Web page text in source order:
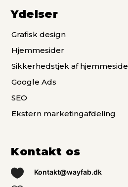
Ydelser
Grafisk design
Hjemmesider
Sikkerhedstjek af hjemmeside
Google Ads
SEO
Ekstern marketingafdeling
Kontakt os
 Kontakt@wayfab.dk